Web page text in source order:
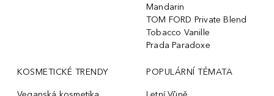
Mandarin
TOM FORD Private Blend
Tobacco Vanille
Prada Paradoxe
KOSMETICKÉ TRENDY POPULÁRNÍ TÉMATA